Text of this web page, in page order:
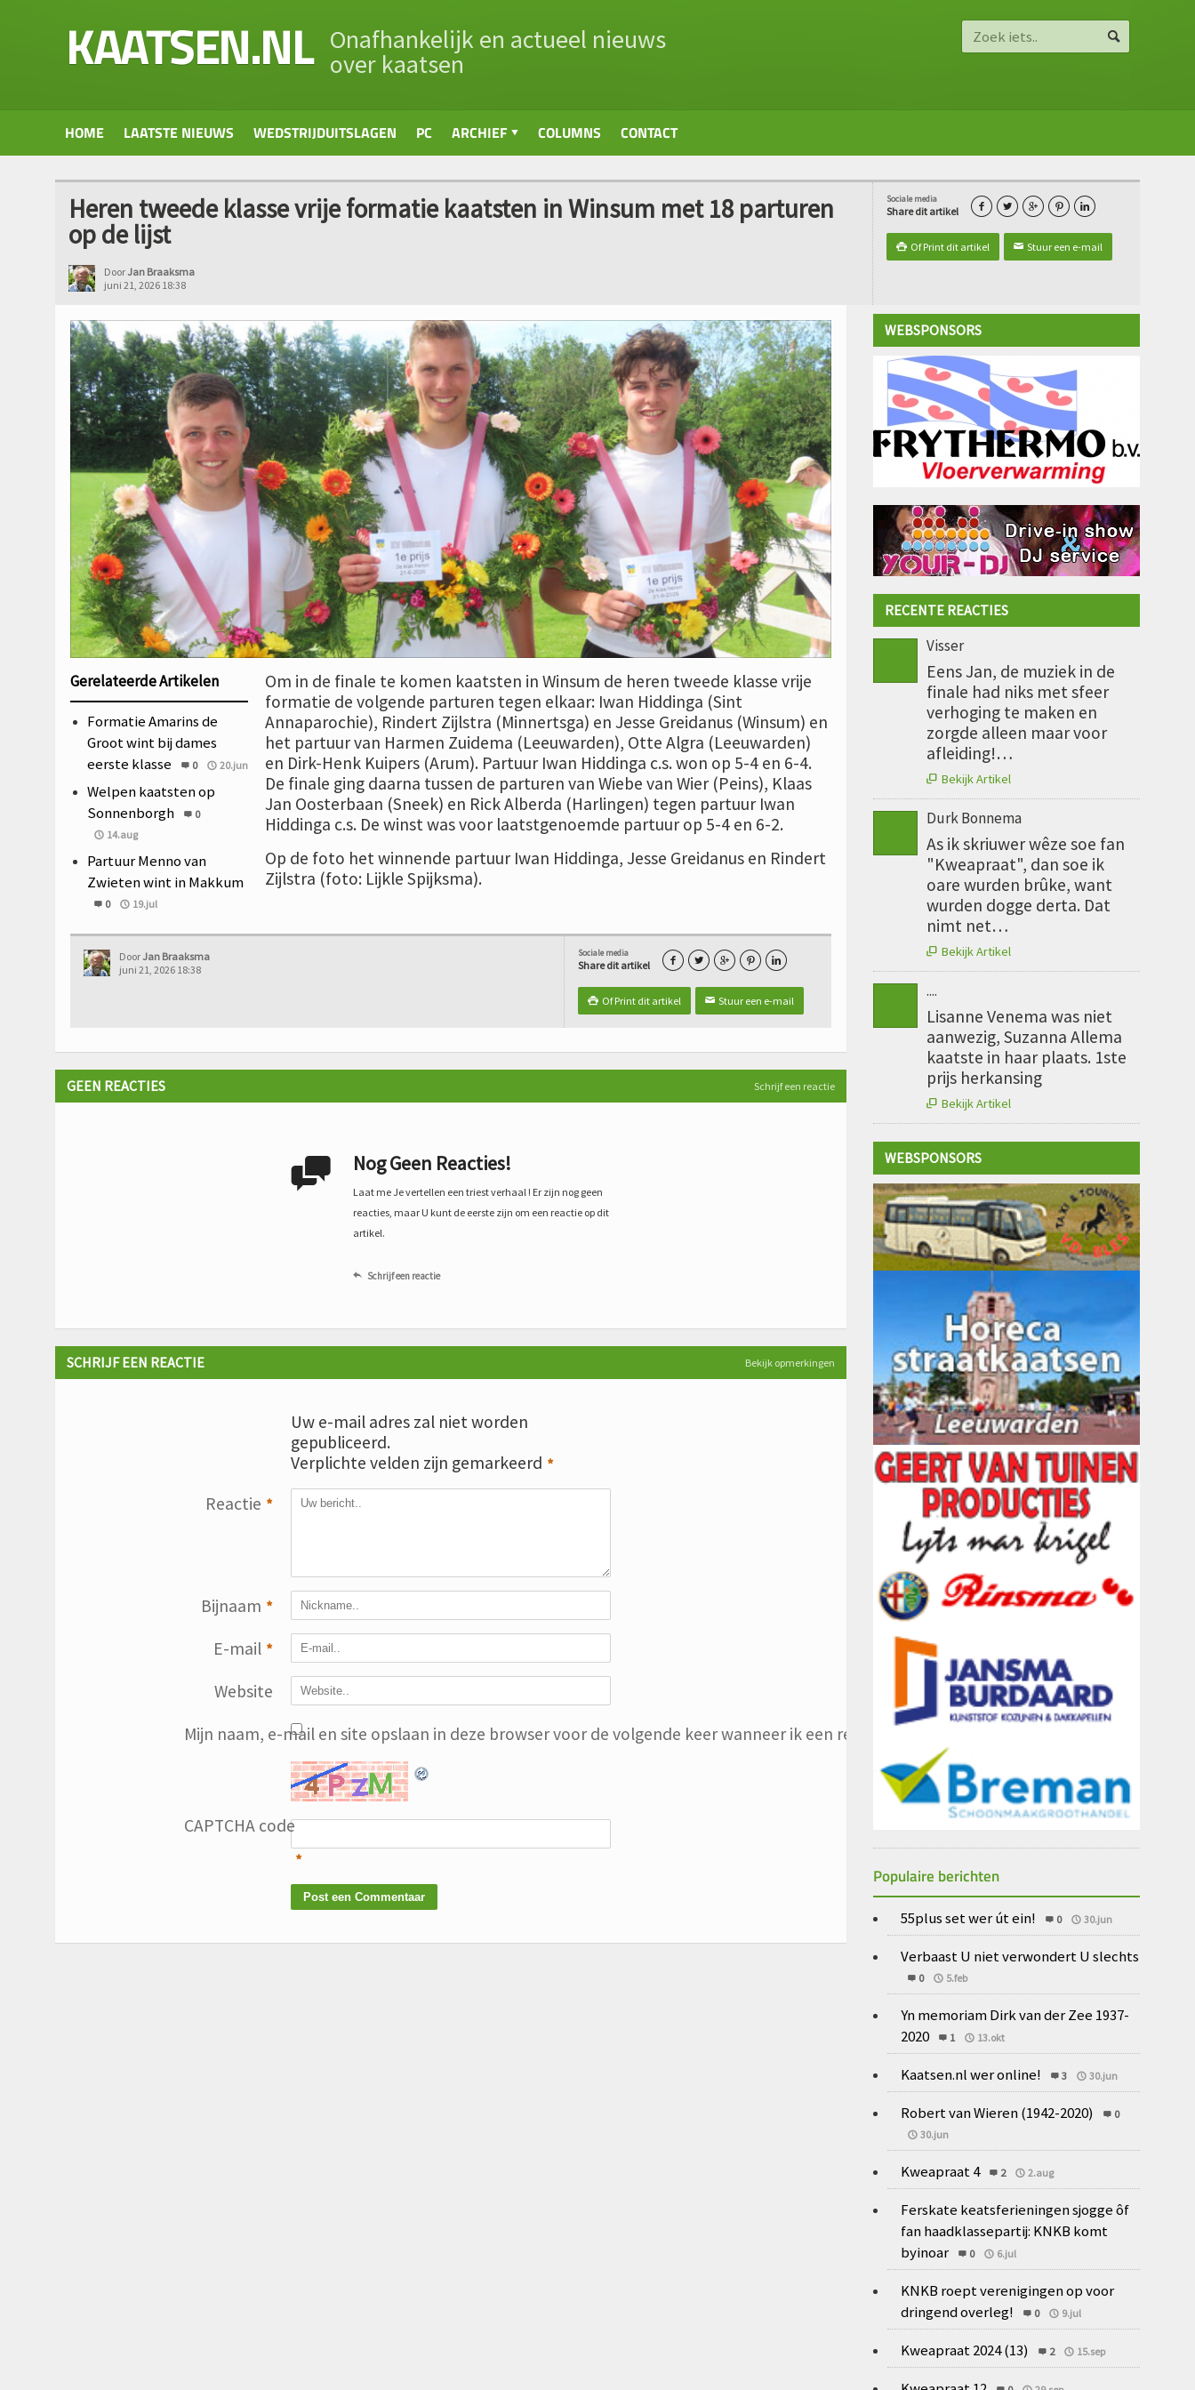
KAATSEN.NL Onafhankelijk en actueel nieuws
over kaatsen
HOME LAATSTE NIEUWS WEDSTRIJDUITSLAGEN PC ARCHIEF COLUMNS CONTACT
Sociale media
Share dit artikel     
 Of Print dit artikel ✉ Stuur een e-mail
Heren tweede klasse vrije formatie kaatsten in Winsum met 18 parturen
op de lijst
DoorJan Braaksma
juni 21, 2026 18:38
Gerelateerde Artikelen
Formatie Amarins de
Groot wint bij dames
eerste klasse
0 20.jun
Welpen kaatsten op
Sonnenborgh
0
14.aug
Partuur Menno van
Zwieten wint in Makkum
0 19.jul
Om in de finale te komen kaatsten in Winsum de heren tweede klasse vrije
formatie de volgende parturen tegen elkaar: Iwan Hiddinga (Sint
Annaparochie), Rindert Zijlstra (Minnertsga) en Jesse Greidanus (Winsum) en
het partuur van Harmen Zuidema (Leeuwarden), Otte Algra (Leeuwarden)
en Dirk-Henk Kuipers (Arum). Partuur Iwan Hiddinga c.s. won op 5-4 en 6-4.
De finale ging daarna tussen de parturen van Wiebe van Wier (Peins), Klaas
Jan Oosterbaan (Sneek) en Rick Alberda (Harlingen) tegen partuur Iwan
Hiddinga c.s. De winst was voor laatstgenoemde partuur op 5-4 en 6-2.
Op de foto het winnende partuur Iwan Hiddinga, Jesse Greidanus en Rindert
Zijlstra (foto: Lijkle Spijksma).
Sociale media
Share dit artikel     
 Of Print dit artikel ✉ Stuur een e-mail
DoorJan Braaksma
juni 21, 2026 18:38
Schrijf een reactie
GEEN REACTIES
 Nog Geen Reacties!
Laat me Je vertellen een triest verhaal ! Er zijn nog geen
reacties, maar U kunt de eerste zijn om een reactie op dit
artikel.
 Schrijf een reactie
Bekijk opmerkingen
SCHRIJF EEN REACTIE
Uw e-mail adres zal niet worden
gepubliceerd.
Verplichte velden zijn gemarkeerd *
Reactie *
Bijnaam *
E-mail *
Website
Mijn naam, e-mail en site opslaan in deze browser voor de volgende keer wanneer ik een reactie plaats.
CAPTCHA code
*
WEBSPONSORS
RECENTE REACTIES
Visser
Eens Jan, de muziek in de
finale had niks met sfeer
verhoging te maken en
zorgde alleen maar voor
afleiding!…
 Bekijk Artikel
Durk Bonnema
As ik skriuwer wêze soe fan
"Kweapraat", dan soe ik
oare wurden brûke, want
wurden dogge derta. Dat
nimt net…
 Bekijk Artikel
....
Lisanne Venema was niet
aanwezig, Suzanna Allema
kaatste in haar plaats. 1ste
prijs herkansing
 Bekijk Artikel
WEBSPONSORS
Populaire berichten
55plus set wer út ein! 0 30.jun
Verbaast U niet verwondert U slechts
0 5.feb
Yn memoriam Dirk van der Zee 1937-
2020
1 13.okt
Kaatsen.nl wer online! 3 30.jun
Robert van Wieren (1942-2020)
0
30.jun
Kweapraat 4 2 2.aug
Ferskate keatsferieningen sjogge ôf
fan haadklassepartij: KNKB komt
byinoar
0 6.jul
KNKB roept verenigingen op voor
dringend overleg!
0 9.jul
Kweapraat 2024 (13) 2 15.sep